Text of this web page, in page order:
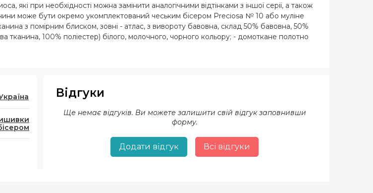
які при необхідності можна замінити аналогічними відтінками з іншої серії, а також
може бути окремо укомплектований чеським бісером Preciosa № 10 або муліне
з помірним блиском, зовні - атлас, з вивороту бавовна, склад 50% бавовна, 50%
тканина, 100% поліестер) білого, молочного, чорного кольору; - домоткане полотно
Відгуки
Ще немає відгуків. Ви можете залишити свій відгук заповнивши
форму.
Додати відгук Всі відгуки